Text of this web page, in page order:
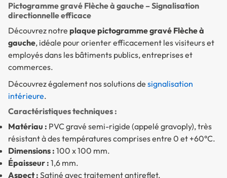
Pictogramme gravé Flèche à gauche – Signalisation
directionnelle efficace
Découvrez notre plaque pictogramme gravé Flèche à
gauche, idéale pour orienter efficacement les visiteurs et
employés dans les bâtiments publics, entreprises et
commerces.
Découvrez également nos solutions de signalisation
intérieure.
Caractéristiques techniques :
Matériau : PVC gravé semi-rigide (appelé gravoply), très
résistant à des températures comprises entre 0 et +60°C.
Dimensions : 100 x 100 mm.
Épaisseur : 1,6 mm.
Aspect : Satiné avec traitement antireflet.